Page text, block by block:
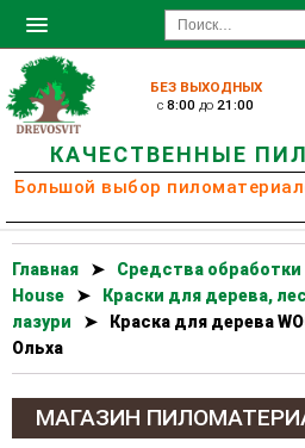
БЕЗ ВЫХОДНЫХ
c8:00 до21:00
КАЧЕСТВЕННЫЕ
Большой выбор
Главная ➤
Cредства
House
➤
Краски для дерева,
лазури
➤
Краска для дерева
Ольха
МАГАЗИН